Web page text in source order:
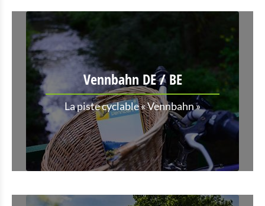
Vennbahn DE / BE
La piste cyclable « Vennbahn »